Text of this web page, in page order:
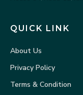
QUICK LINK
About Us
Privacy Policy
Terms & Condition